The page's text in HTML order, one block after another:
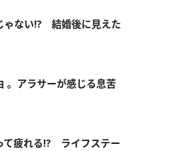
ゃない⁉ 結婚後に見えた
。アラサーが感じる息苦
て疲れる⁉ ライフステー